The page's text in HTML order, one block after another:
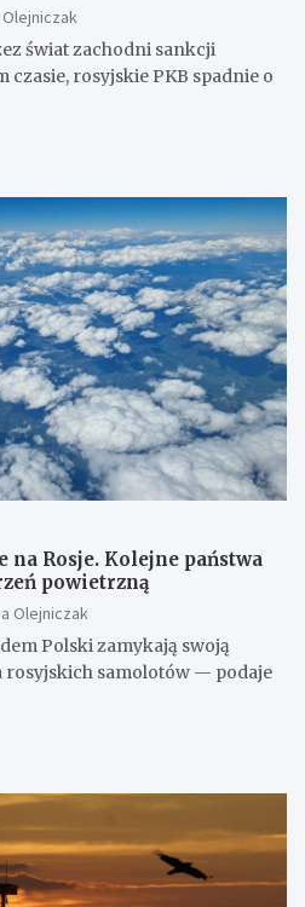
świat zachodni sankcji
rosyjskie PKB spadnie o
na Rosje. Kolejne państwa
powietrzną
Olejniczak
Polski zamykają swoją
rosyjskich samolotów — podaje